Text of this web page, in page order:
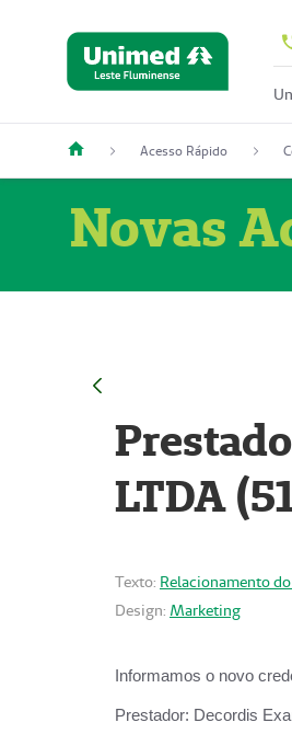
Acesso Rápido
Novas
LTDA
Texto: Relacionamento
Design: Marketing
Informamos o novo
Prestador: Decordis